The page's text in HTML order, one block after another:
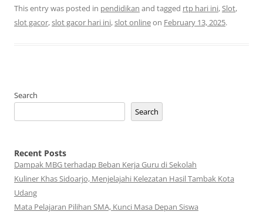
This entry was posted in pendidikan and tagged rtp hari ini,Slot,
slot gacor,slot gacor hari ini,slot onlineon February 13, 2025.
Search
Search
Recent Posts
Dampak MBG terhadap Beban Kerja Guru di Sekolah
Kuliner Khas Sidoarjo, Menjelajahi Kelezatan Hasil Tambak Kota
Udang
Mata Pelajaran Pilihan SMA, Kunci Masa Depan Siswa